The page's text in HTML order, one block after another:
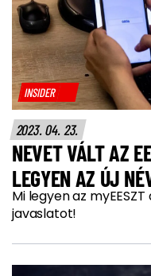
INSIDER
2023. 04. 23.
NEVET VÁLT AZ
LEGYEN AZ ÚJ
Mi legyen az
javaslatot!